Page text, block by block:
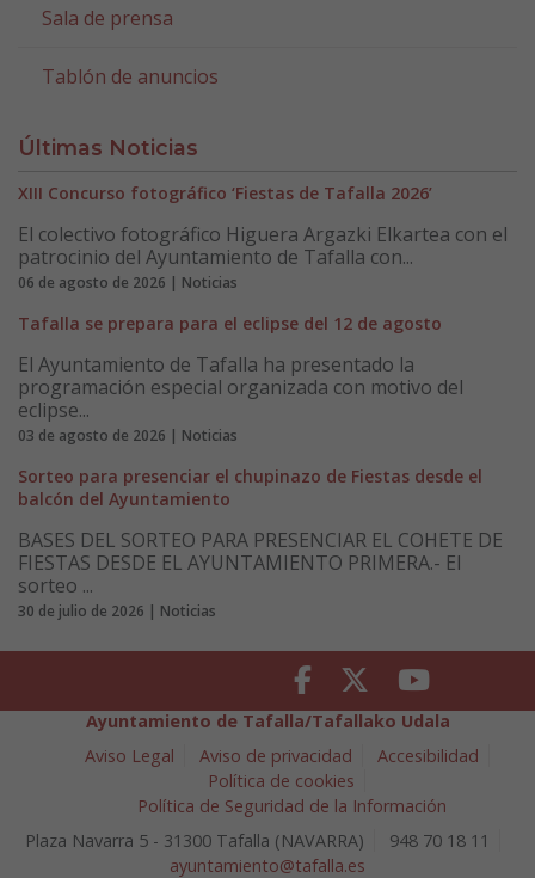
Sala de prensa
Tablón de anuncios
Últimas Noticias
XIII Concurso fotográfico ‘Fiestas de Tafalla 2026’
El colectivo fotográfico Higuera Argazki Elkartea con el
patrocinio del Ayuntamiento de Tafalla con...
06 de agosto de 2026 | Noticias
Tafalla se prepara para el eclipse del 12 de agosto
El Ayuntamiento de Tafalla ha presentado la
programación especial organizada con motivo del
eclipse...
03 de agosto de 2026 | Noticias
Sorteo para presenciar el chupinazo de Fiestas desde el
balcón del Ayuntamiento
BASES DEL SORTEO PARA PRESENCIAR EL COHETE DE
FIESTAS DESDE EL AYUNTAMIENTO PRIMERA.- El
sorteo ...
30 de julio de 2026 | Noticias
Facebook Twitter Youtube
Ayuntamiento de Tafalla/Tafallako Udala
Aviso Legal
Aviso de privacidad
Accesibilidad
Política de cookies
Política de Seguridad de la Información
Plaza Navarra 5 - 31300 Tafalla (NAVARRA)
948 70 18 11
ayuntamiento@tafalla.es